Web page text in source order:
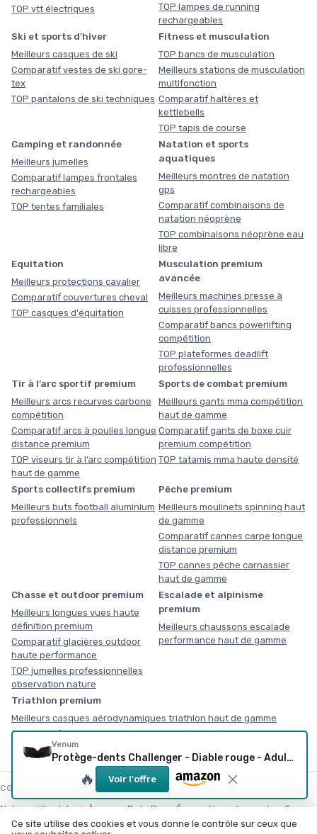
Venum
Protège-dents Challenger - Diable rouge - Adulte Adulte Red Devil
🔥 Voir l'offre
TOP vtt électriques
TOP lampes de running
rechargeables
Ski et sports d'hiver
Meilleurs casques de ski
Comparatif vestes de ski gore-
tex
TOP pantalons de ski techniques
Fitness et musculation
TOP bancs de musculation
Meilleurs stations de musculation
multifonction
Comparatif haltères et
kettlebells
TOP tapis de course
Camping et randonnée
Meilleurs jumelles
Comparatif lampes frontales
rechargeables
TOP tentes familiales
Natation et sports
aquatiques
Meilleurs montres de natation
gps
Comparatif combinaisons de
natation néoprène
TOP combinaisons néoprène eau
libre
Equitation
Meilleurs protections cavalier
Comparatif couvertures cheval
TOP casques d'équitation
Musculation premium
avancée
Meilleurs machines presse à
cuisses professionnelles
Comparatif bancs powerlifting
compétition
TOP plateformes deadlift
professionnelles
Tir à l’arc sportif premium
Meilleurs arcs recurves carbone
compétition
Comparatif arcs à poulies longue
distance premium
TOP viseurs tir à l’arc compétition
haut de gamme
Sports de combat premium
Meilleurs gants mma compétition
haut de gamme
Comparatif gants de boxe cuir
premium compétition
TOP tatamis mma haute densité
Sports collectifs premium
Meilleurs buts football aluminium
professionnels
Pêche premium
Meilleurs moulinets spinning haut
de gamme
Comparatif cannes carpe longue
distance premium
TOP cannes pêche carnassier
haut de gamme
Chasse et outdoor premium
Meilleurs longues vues haute
définition premium
Comparatif glacières outdoor
haute performance
TOP jumelles professionnelles
observation nature
Escalade et alpinisme
premium
Meilleurs chaussons escalade
performance haut de gamme
Triathlon premium
Meilleurs casques aérodynamiques triathlon haut de gamme
Comparatif combinaisons triathlon néoprène compétition
COMMENT NOUS TRAVAILLONS
Notre méthodologieÀ proposData RoomÉcosystème du sport en France
Calculateur d’équipementLivre blanc : équiper un plateauKit média & RP
Ce site utilise des cookies et vous donne le contrôle sur ceux que